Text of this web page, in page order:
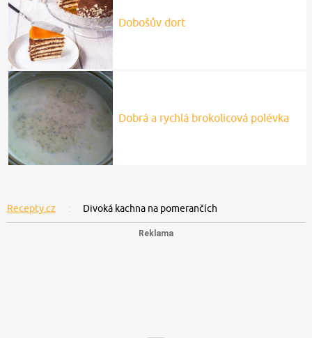
Dobošův dort
Dobrá a rychlá brokolicová polévka
Recepty.cz Divoká kachna na pomerančích